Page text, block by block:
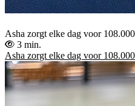
Asha zorgt elke dag voor
3 min.
Asha zorgt elke dag voor